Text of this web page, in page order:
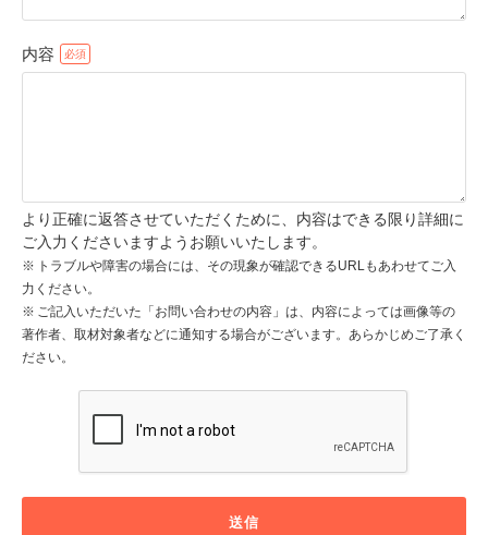
内容
より正確に返答させていただくために、内容はできる限り詳細に
ご入力くださいますようお願いいたします。
トラブルや障害の場合には、その現象が確認できるURLもあわせてご入
力ください。
ご記入いただいた「お問い合わせの内容」は、内容によっては画像等の
著作者、取材対象者などに通知する場合がございます。あらかじめご了承く
ださい。
送信